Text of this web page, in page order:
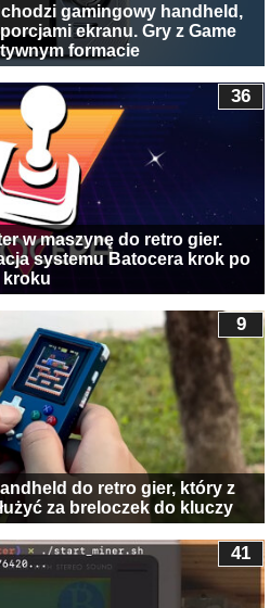
gamingowy handheld,
ekranu. Gry z Game
formacie
w maszynę do retro gier.
systemu Batocera krok po
kroku
36
do retro gier, który z
za breloczek do kluczy
9
41